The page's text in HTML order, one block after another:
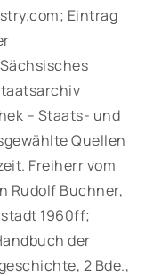
Eintrag
Sächsisches
– Staats- und
Quellen
Freiherr vom
Rudolf Buchner,
1960ff;
der
2 Bde.,